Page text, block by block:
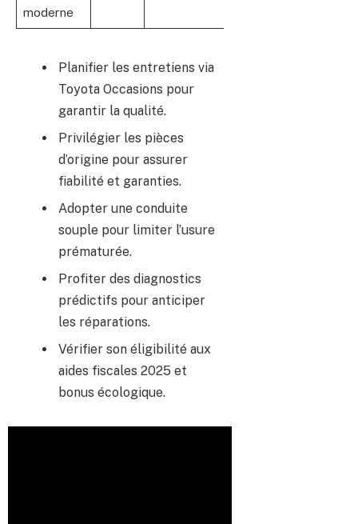
moderne
Planifier les entretiens via
Toyota Occasions pour
garantir la qualité.
Privilégier les pièces
d’origine pour assurer
fiabilité et garanties.
Adopter une conduite
souple pour limiter l’usure
prématurée.
Profiter des diagnostics
prédictifs pour anticiper
les réparations.
Vérifier son éligibilité aux
aides fiscales 2025 et
bonus écologique.